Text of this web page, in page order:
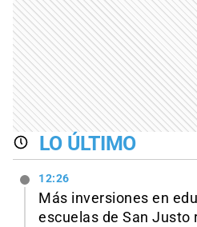
LO ÚLTIMO
12:26
Más inversiones en
escuelas de San Justo